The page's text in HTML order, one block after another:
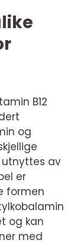
B12
og
utnyttes av
er
formen
og kan
med